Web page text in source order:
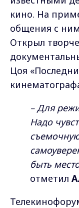
кино. На
общения с
Открыл
Цоя
– Для
Надо
быть
отметил